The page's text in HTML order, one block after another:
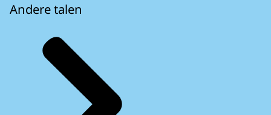
Andere talen